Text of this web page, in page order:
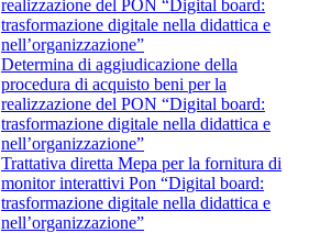
realizzazione del PON “Digital board:
trasformazione digitale nella didattica e
nell’organizzazione”
Determina di aggiudicazione della
procedura di acquisto beni per la
realizzazione del PON “Digital board:
trasformazione digitale nella didattica e
nell’organizzazione”
Trattativa diretta Mepa per la fornitura di
monitor interattivi Pon “Digital board:
trasformazione digitale nella didattica e
nell’organizzazione”